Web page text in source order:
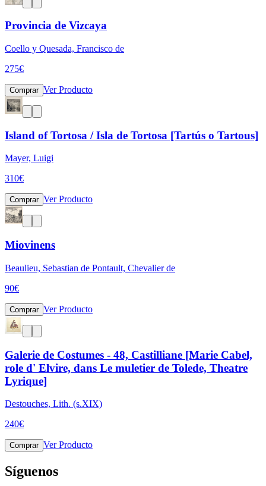
Provincia de Vizcaya
Coello y Quesada, Francisco de
275€
Comprar Ver Producto
Island of Tortosa / Isla de Tortosa [Tartús o Tartous]
Mayer, Luigi
310€
Comprar Ver Producto
Miovinens
Beaulieu, Sebastian de Pontault, Chevalier de
90€
Comprar Ver Producto
Galerie de Costumes - 48, Castilliane [Marie Cabel,
role d' Elvire, dans Le muletier de Tolede, Theatre
Lyrique]
Destouches, Lith. (s.XIX)
240€
Comprar Ver Producto
Síguenos